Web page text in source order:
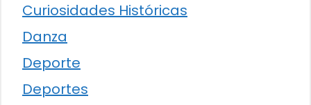
Curiosidades Históricas
Danza
Deporte
Deportes